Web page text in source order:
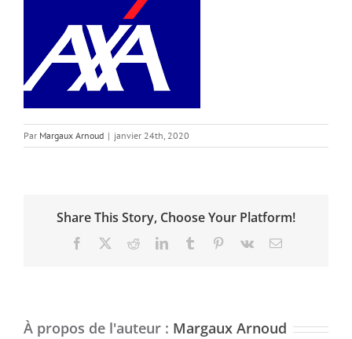
Par Margaux Arnoud | janvier 24th, 2020
Share This Story, Choose Your Platform!
Facebook RedditLinkedInTumblr Pinterest
Vk Email
À propos de l'auteur : Margaux Arnoud